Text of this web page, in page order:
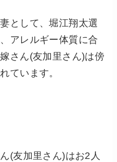
として、堀江翔太選
アレルギー体質に合
さん(友加里さん)は傍
ています。
(友加里さん)はお2人